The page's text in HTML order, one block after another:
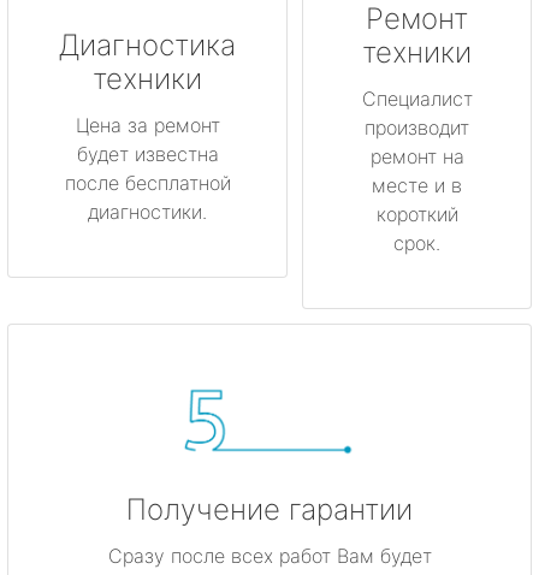
Диагностика
техники
Цена за ремонт
будет известна
после бесплатной
диагностики.
Ремонт
техники
Специалист
производит
ремонт на
месте и в
короткий
срок.
Получение гарантии
Сразу после всех работ Вам будет